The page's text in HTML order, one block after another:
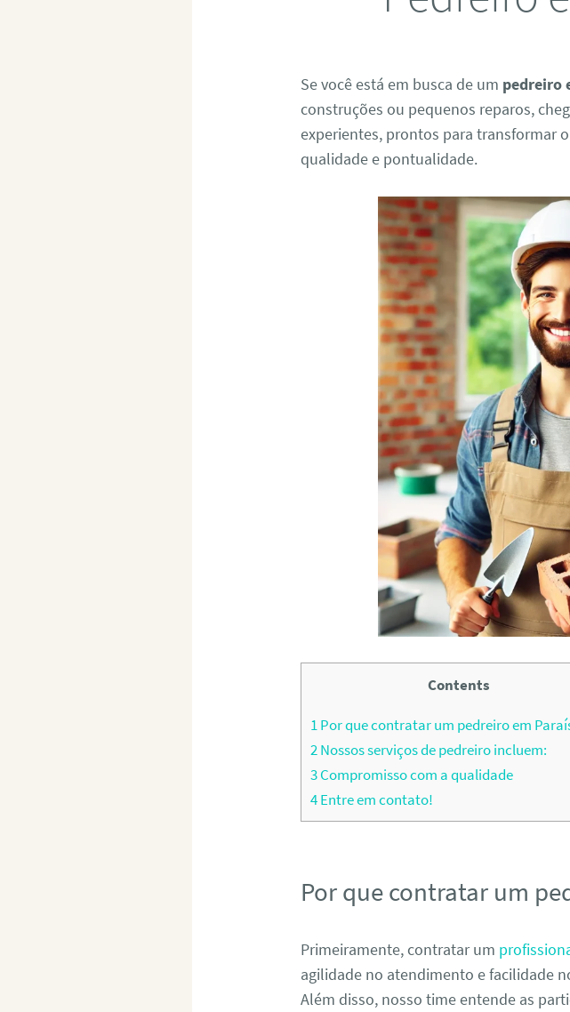
Se você está em busca de um pedreiro
construções ou pequenos reparos,
experientes, prontos para transformar
qualidade e pontualidade.
Contents
1Por que contratar um pedreiro em
2Nossos serviços de pedreiro incluem:
3Compromisso com a qualidade
4Entre em contato!
Por que contratar um
Primeiramente, contratar um
agilidade no atendimento e facilidade
Além disso, nosso time entende as